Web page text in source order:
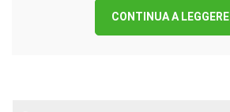
CONTINUA A LEGGERE